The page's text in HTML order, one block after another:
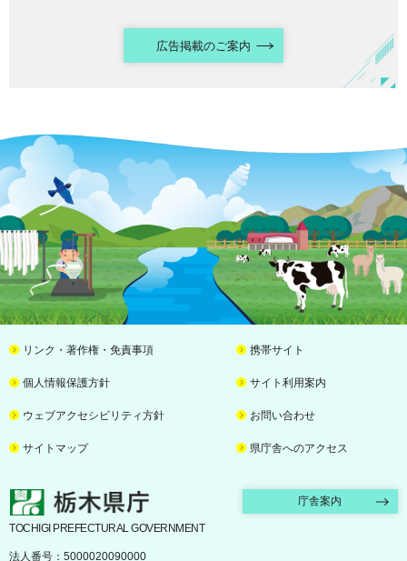
広告掲載のご案内
リンク・著作権・免責事項 携帯サイト
個人情報保護方針 サイト利用案内
ウェブアクセシビリティ方針 お問い合わせ
サイトマップ 県庁舎へのアクセス
栃木県庁 庁舎案内
TOCHIGI PREFECTURAL GOVERNMENT
法人番号：5000020090000